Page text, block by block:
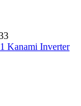
Kanami Inverter